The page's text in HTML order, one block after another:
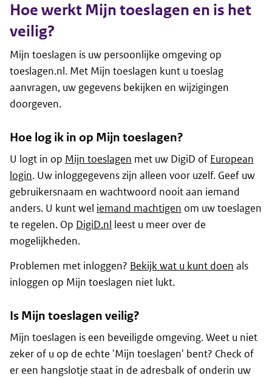
Hoe werkt Mijn toeslagen en is het
veilig?
Mijn toeslagen is uw persoonlijke omgeving op
toeslagen.nl. Met Mijn toeslagen kunt u toeslag
aanvragen, uw gegevens bekijken en wijzigingen
doorgeven.
Hoe log ik in op Mijn toeslagen?
U logt in op Mijn toeslagen met uw DigiD of European
login. Uw inloggegevens zijn alleen voor uzelf. Geef uw
gebruikersnaam en wachtwoord nooit aan iemand
anders. U kunt wel iemand machtigen om uw toeslagen
te regelen. Op DigiD.nl leest u meer over de
mogelijkheden.
Problemen met inloggen? Bekijk wat u kunt doen als
inloggen op Mijn toeslagen niet lukt.
Is Mijn toeslagen veilig?
Mijn toeslagen is een beveiligde omgeving. Weet u niet
zeker of u op de echte 'Mijn toeslagen' bent? Check of
er een hangslotje staat in de adresbalk of onderin uw